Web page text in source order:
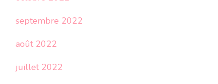
septembre 2022
août 2022
juillet 2022